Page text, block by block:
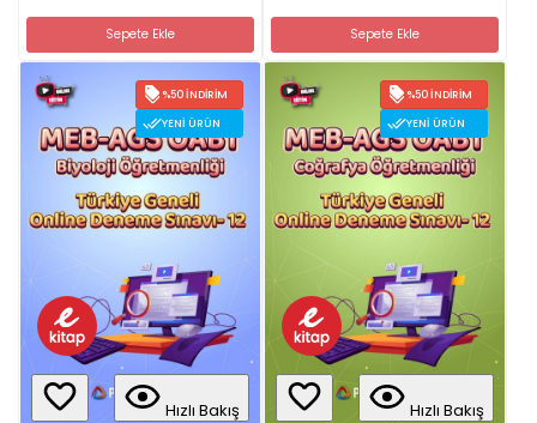
Sepete Ekle Sepete Ekle
%50 İNDIRIM
YENI ÜRÜN
Hızlı Bakış
%50 İNDIRIM
YENI ÜRÜN
Hızlı Bakış